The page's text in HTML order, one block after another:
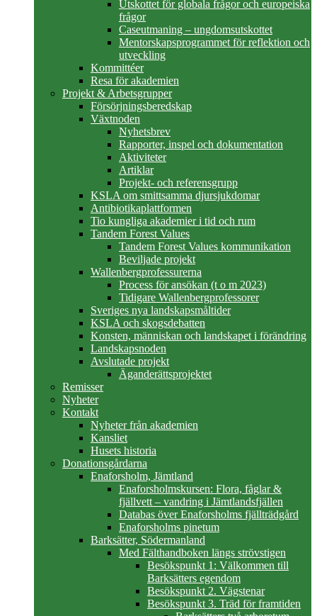
Utskottet för globala frågor och europeiska
frågor
Caseutmaning – ungdomsutskottet
Mentorskapsprogrammet för reflektion och
utveckling
Kommittéer
Resa för akademien
Projekt & Arbetsgrupper
Försörjningsberedskap
Växtnoden
Nyhetsbrev
Rapporter, inspel och dokumentation
Aktiviteter
Artiklar
Projekt- och referensgrupp
KSLA om smittsamma djursjukdomar
Antibiotikaplattformen
Tio kungliga akademier i tid och rum
Tandem Forest Values
Tandem Forest Values kommunikation
Beviljade projekt
Wallenbergprofessurerna
Process för ansökan (t o m 2023)
Tidigare Wallenbergprofessorer
Sveriges nya landskapsmåltider
KSLA och skogsdebatten
Konsten, människan och landskapet i förändring
Landskapsnoden
Avslutade projekt
Äganderättsprojektet
Remisser
Nyheter
Kontakt
Nyheter från akademien
Kansliet
Husets historia
Donationsgårdarna
Enaforsholm, Jämtland
Enaforsholmskursen: Flora, fåglar &
fjällvett – vandring i Jämtlandsfjällen
Databas över Enaforsholms fjällträdgård
Enaforsholms pinetum
Barksätter, Södermanland
Med Fälthandboken längs strövstigen
Besökspunkt 1: Välkommen till
Barksätters egendom
Besökspunkt 2. Vägstenar
Besökspunkt 3. Träd för framtiden